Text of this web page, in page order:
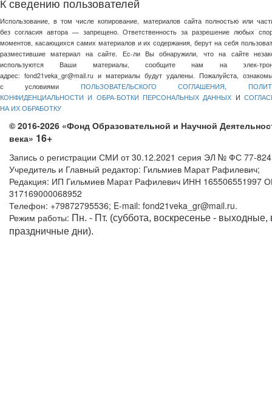
Использование, в том числе копирование, материалов сайта полностью или
без согласия автора — запрещено. Ответственность за разрешение любых
моментов, касающихся самих материалов и их содержания, берут на себя
разместившие материал на сайте. Ес-ли Вы обнаружили, что на сайте
используются Ваши материалы, сообщите нам на элек-
адрес: fond21veka_gr@mail.ru и материалы будут удалены. Пожалуйста,
с условиями ПОЛЬЗОВАТЕЛЬСКОГО СОГЛАШЕНИЯ,
КОНФИДЕНЦИАЛЬНОСТИ И ОБРА-БОТКИ ПЕРСОНАЛЬНЫХ ДАННЫХ И
НА ИХ ОБРАБОТКУ
© 2016-2026 «Фонд Образовательной и Научной
века» 16+
Запись о регистрации СМИ от 30.12.2021 серия ЭЛ № ФС 77-
Учредитель и Главный редактор: Гильмиев Марат Рафилевич;
Редакция: ИП Гильмиев Марат Рафилевич ИНН 165506551997
317169000068952
Телефон: +79872795536; E-mail: fond21veka_gr@mail.ru.
Режим работы: Пн. - Пт. (суббота, воскресенье - выходные,
праздничные дни).